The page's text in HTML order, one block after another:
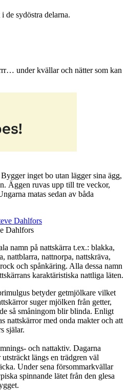
de sydöstra delarna.
under kvällar och nätter som kan
inget bo utan lägger sina ägg,
Äggen ruvas upp till tre veckor,
matas sedan av båda
Dahlfors
namn på nattskärra t.ex.: blakka,
nattblarra, nattnorpa, nattskräva,
och spånkäring. Alla dessa namn
karaktäristiska nattliga läten.
betyder getmjölkare vilket
suger mjölken från getter,
så småningom blir blinda. Enligt
nattskärror med onda makter och att
själar.
och nattaktiv. Dagarna
längs en trädgren väl
Under sena försommarkvällar
spinnande lätet från den glesa